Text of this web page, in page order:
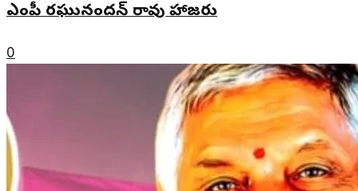
ఎంపీ రఘునందన్ రావు హాజరు
0